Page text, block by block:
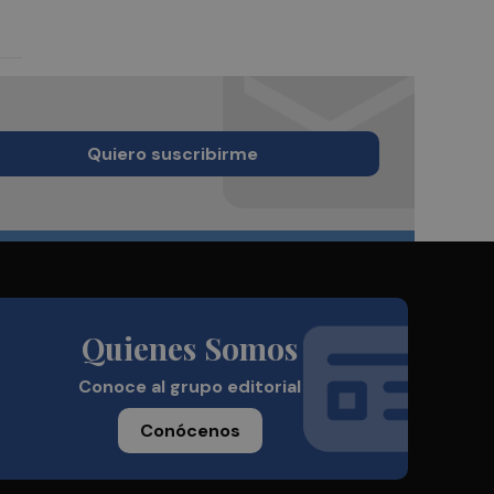
Quiero suscribirme
Quienes Somos
Conoce al grupo editorial
Conócenos